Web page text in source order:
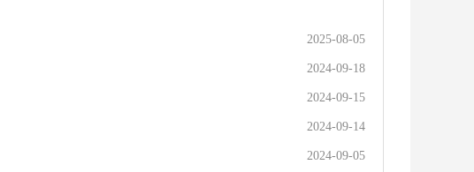
2025-08-05
2024-09-18
2024-09-15
2024-09-14
2024-09-05